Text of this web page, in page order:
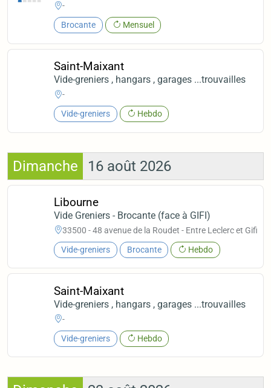
-
Brocante Mensuel
Saint-Maixant
Vide-greniers , hangars , garages ...trouvailles
-
Vide-greniers Hebdo
Dimanche 16 août 2026
Libourne
Vide Greniers - Brocante (face à GIFI)
33500 - 48 avenue de la Roudet - Entre Leclerc et Gifi
Vide-greniers Brocante Hebdo
Saint-Maixant
Vide-greniers , hangars , garages ...trouvailles
-
Vide-greniers Hebdo